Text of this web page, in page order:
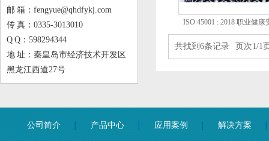
邮 箱：fengyue@qhdfykj.com
传 真：0335-3013010
Q Q：598294344
地 址：秦皇岛市经济技术开发区
黑龙江西道27号
ISO 45001 : 2018 职业健康
系认证
共找到6条记录 页次1/1
公司简介 产品中心 应用案例 解决方案